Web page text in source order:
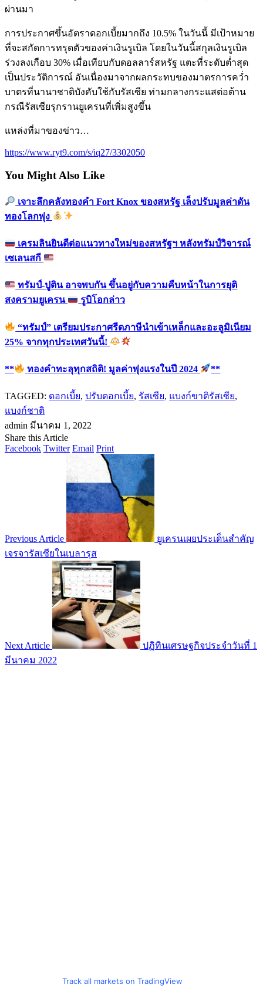
ผ่านมา
การประกาศขึ้นอัตราดอกเบี้ยมากถึง 10.5% ในวันนี้ มีเป้าหมาย
ที่จะสกัดการทรุดตัวของค่าเงินรูเบิล โดยในวันนี้สกุลเงินรูเบิล
ร่วงลงเกือบ 30% เมื่อเทียบกับดอลลาร์สหรัฐ แตะที่ระดับต่ำสุด
เป็นประวัติการณ์ อันเนื่องมาจากผลกระทบของมาตรการคว่ำ
บาตรที่นานาชาติบังคับใช้กับรัสเซีย ท่ามกลางกระแสต่อต้าน
กรณีรัสเซียรุกรานยูเครนที่เพิ่มสูงขึ้น
แหล่งที่มาของข่าว…
https://www.ryt9.com/s/iq27/3302050
You Might Also Like
เจาะลึกคลังทองคำ Fort Knox ของสหรัฐ เล็งปรับมูลค่าดัน
ทองโลกพุ่ง
เครมลินยินดีต่อแนวทางใหม่ของสหรัฐฯ หลังทรัมป์วิจารณ์
เซเลนสกี
ทรัมป์-ปูติน อาจพบกัน ขึ้นอยู่กับความคืบหน้าในการยุติ
สงครามยูเครน
รูบิโอกล่าว
“ทรัมป์” เตรียมประกาศรีดภาษีนำเข้าเหล็กและอะลูมิเนียม
25% จากทุกประเทศวันนี้!
** ทองคำทะลุทุกสถิติ! มูลค่าพุ่งแรงในปี 2024 **
TAGGED: ดอกเบี้ย, ปรับดอกเบี้ย, รัสเซีย, แบงก์ขาติรัสเซีย,
แบงก์ชาติ
admin มีนาคม 1, 2022
Share this Article
Facebook Twitter Email Print
Previous Article
ยูเครนเผยประเด็นสำคัญ
เจรจารัสเซียในเบลารุส
Next Article
ปฏิทินเศรษฐกิจประจำวันที่ 1
มีนาคม 2022
Track all markets on TradingView